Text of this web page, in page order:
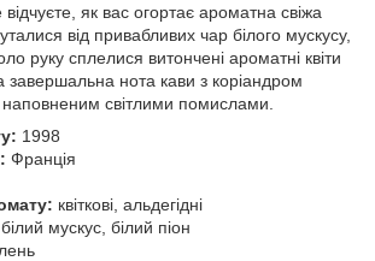
як вас огортає ароматна свіжа
від привабливих чар білого мускусу,
руку сплелися витончені ароматні квіти
завершальна нота кави з коріандром
світлими помислами.
1998
Франція
квіткові, альдегідні
білий мускус, білий піон